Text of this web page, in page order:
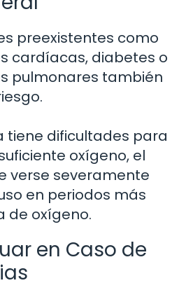
preexistentes como
cardíacas, diabetes o
pulmonares también
tiene dificultades para
oxígeno, el
verse severamente
en periodos más
de oxígeno.
en Caso de